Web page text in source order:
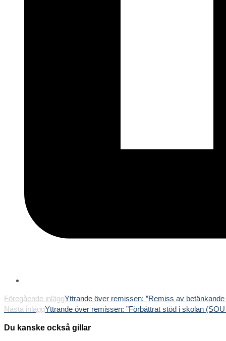
Läs
fler
artiklar
Föregående inläggYttrande över remissen: ”Remiss av
Nästa inläggYttrande över remissen: ”Förbättrat stöd i skolan (SOU
Du kanske också gillar